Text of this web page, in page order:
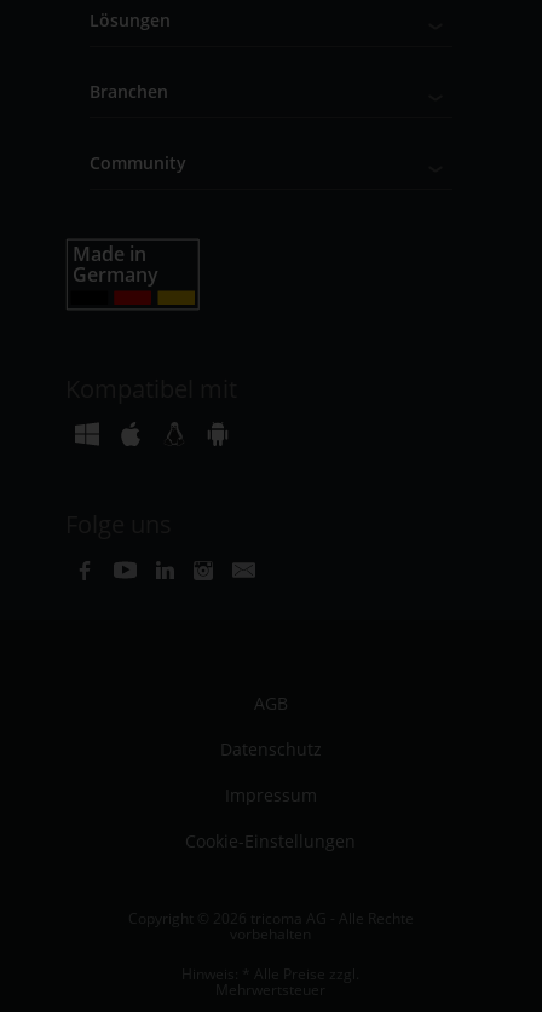
Lösungen
Branchen
Community
AGB
Datenschutz
Impressum
Cookie-Einstellungen